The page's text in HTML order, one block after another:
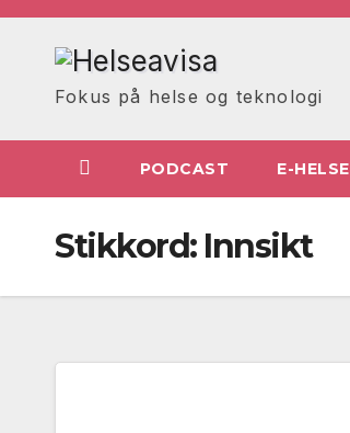
Skip
Fokus på helse og teknologi
PODCAST E-HELSE
Stikkord: Innsikt